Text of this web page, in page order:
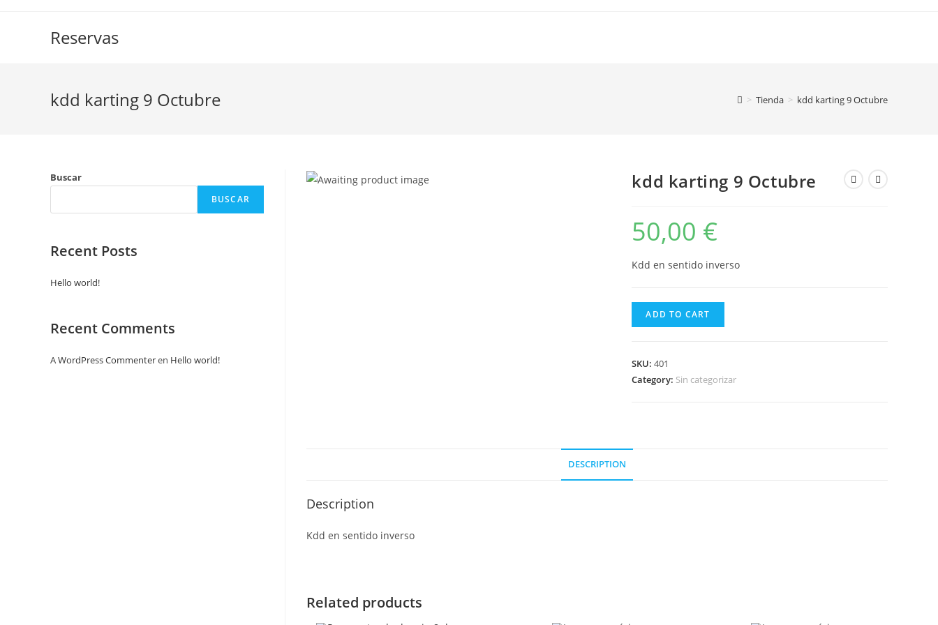
Reservas
kdd karting 9 Octubre > Tienda > kdd karting 9 Octubre
kdd karting 9 Octubre
50,00 €
Kdd en sentido inverso
ADD TO CART
SKU:401
Category: Sin categorizar
DESCRIPTION
Description
Kdd en sentido inverso
Related products
Buscar
BUSCAR
Recent Posts
Hello world!
Recent Comments
A WordPress Commenteren Hello world!